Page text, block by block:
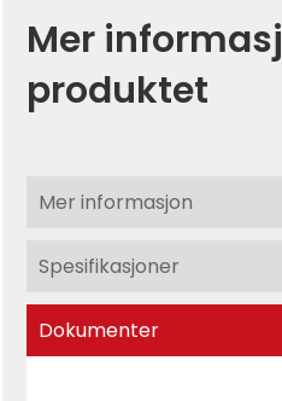
Mer
produktet
Mer informasjon
Spesifikasjoner
Dokumenter